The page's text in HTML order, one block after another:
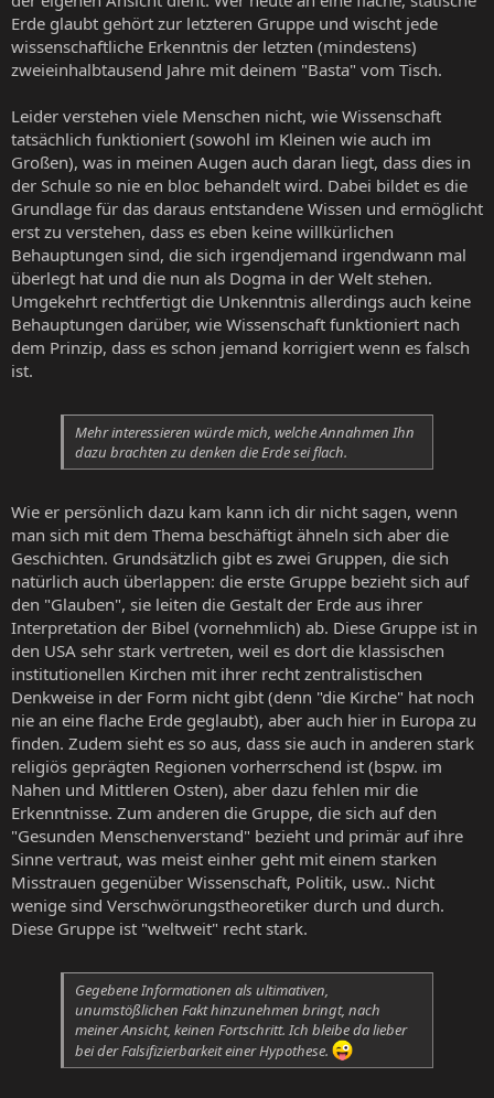
Erde glaubt gehört zur letzteren Gruppe und wischt jede
wissenschaftliche Erkenntnis der letzten (mindestens)
zweieinhalbtausend Jahre mit deinem "Basta" vom Tisch.
Leider verstehen viele Menschen nicht, wie Wissenschaft
tatsächlich funktioniert (sowohl im Kleinen wie auch im
Großen), was in meinen Augen auch daran liegt, dass dies in
der Schule so nie en bloc behandelt wird. Dabei bildet es die
Grundlage für das daraus entstandene Wissen und ermöglicht
erst zu verstehen, dass es eben keine willkürlichen
Behauptungen sind, die sich irgendjemand irgendwann mal
überlegt hat und die nun als Dogma in der Welt stehen.
Umgekehrt rechtfertigt die Unkenntnis allerdings auch keine
Behauptungen darüber, wie Wissenschaft funktioniert nach
dem Prinzip, dass es schon jemand korrigiert wenn es falsch
ist.
Mehr interessieren würde mich, welche Annahmen Ihn
dazu brachten zu denken die Erde sei flach.
Wie er persönlich dazu kam kann ich dir nicht sagen, wenn
man sich mit dem Thema beschäftigt ähneln sich aber die
Geschichten. Grundsätzlich gibt es zwei Gruppen, die sich
natürlich auch überlappen: die erste Gruppe bezieht sich auf
den "Glauben", sie leiten die Gestalt der Erde aus ihrer
Interpretation der Bibel (vornehmlich) ab. Diese Gruppe ist in
den USA sehr stark vertreten, weil es dort die klassischen
institutionellen Kirchen mit ihrer recht zentralistischen
Denkweise in der Form nicht gibt (denn "die Kirche" hat noch
nie an eine flache Erde geglaubt), aber auch hier in Europa zu
finden. Zudem sieht es so aus, dass sie auch in anderen stark
religiös geprägten Regionen vorherrschend ist (bspw. im
Nahen und Mittleren Osten), aber dazu fehlen mir die
Erkenntnisse. Zum anderen die Gruppe, die sich auf den
"Gesunden Menschenverstand" bezieht und primär auf ihre
Sinne vertraut, was meist einher geht mit einem starken
Misstrauen gegenüber Wissenschaft, Politik, usw.. Nicht
wenige sind Verschwörungstheoretiker durch und durch.
Diese Gruppe ist "weltweit" recht stark.
Gegebene Informationen als ultimativen,
unumstößlichen Fakt hinzunehmen bringt, nach
meiner Ansicht, keinen Fortschritt. Ich bleibe da lieber
bei der Falsifizierbarkeit einer Hypothese.